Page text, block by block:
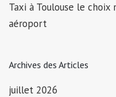
Taxi à Toulouse le
aéroport
Archives des Articles
juillet 2026